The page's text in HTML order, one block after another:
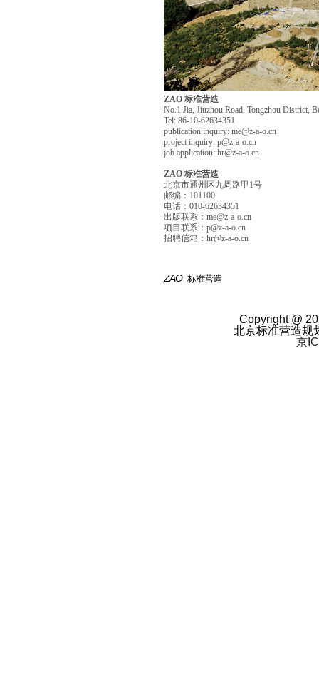
ZAO 标准营造
No.1 Jia, Jiuzhou Road, Tongzhou District,
Tel: 86-10-62634351
publication inquiry: me@z-a-o.cn
project inquiry: p@z-a-o.cn
job application: hr@z-a-o.cn
ZAO 标准营造
北京市通州区九周路甲1号
邮编：101100
电话：010-62634351
出版联系：me@z-a-o.cn
项目联系：p@z-a-o.cn
招聘信箱：hr@z-a-o.cn
ZAO 标准营造
Copyright @
北京标准营造规
京